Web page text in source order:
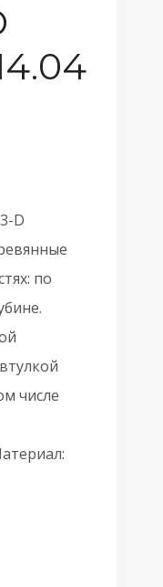
D
по
числе